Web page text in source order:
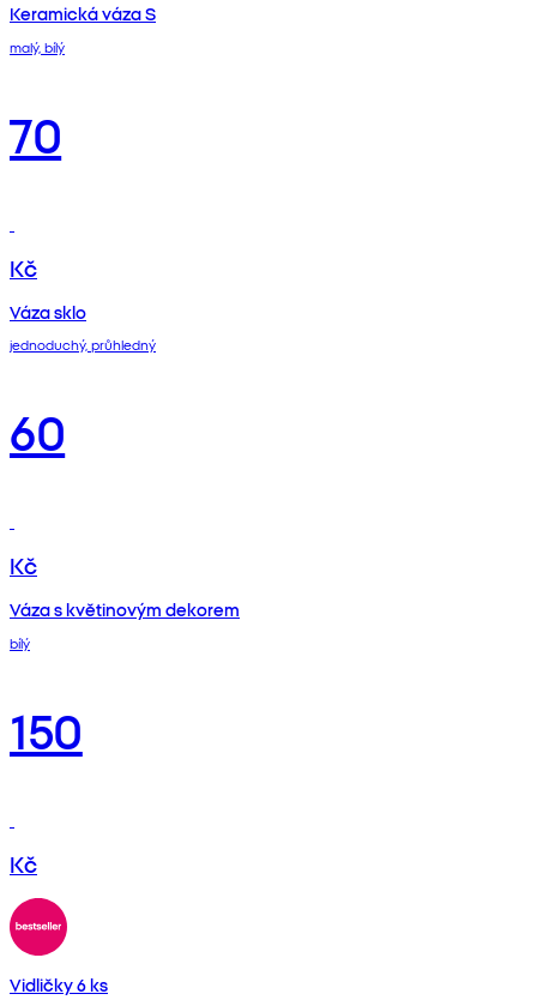
Keramická váza S
malý, bílý
70
Kč
Váza sklo
jednoduchý, průhledný
60
Kč
Váza s květinovým dekorem
bílý
150
Kč
Vidličky 6 ks